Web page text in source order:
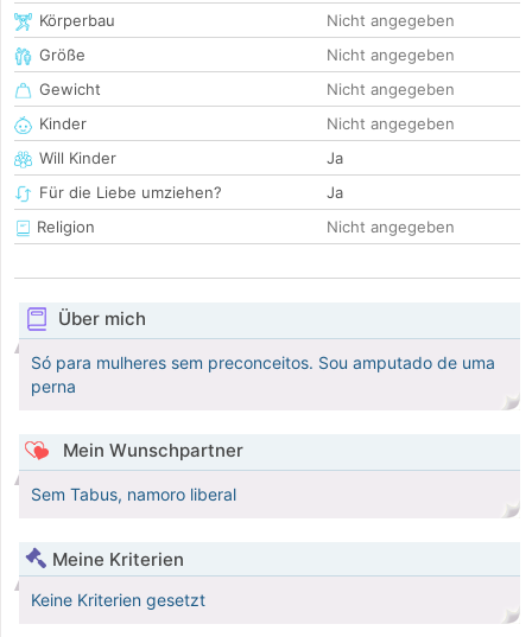
Körperbau
Nicht angegeben
Größe
Nicht angegeben
Gewicht
Nicht angegeben
Kinder
Nicht angegeben
Will Kinder
Ja
Für die Liebe umziehen?
Ja
Religion
Nicht angegeben
Über mich
Só para mulheres sem preconceitos. Sou amputado de uma
perna
Mein Wunschpartner
Sem Tabus, namoro liberal
Meine Kriterien
Keine Kriterien gesetzt